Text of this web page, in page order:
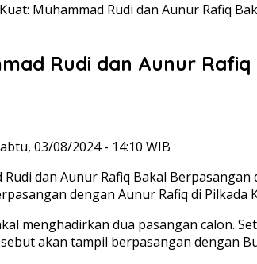
Muhammad Rudi dan Aunur Rafiq
Rudi dan Aunur
03/08/2024 - 14:10 WIB
dengan Aunur Rafiq di Pilkada
menghadirkan dua pasangan calon.
akan tampil berpasangan dengan